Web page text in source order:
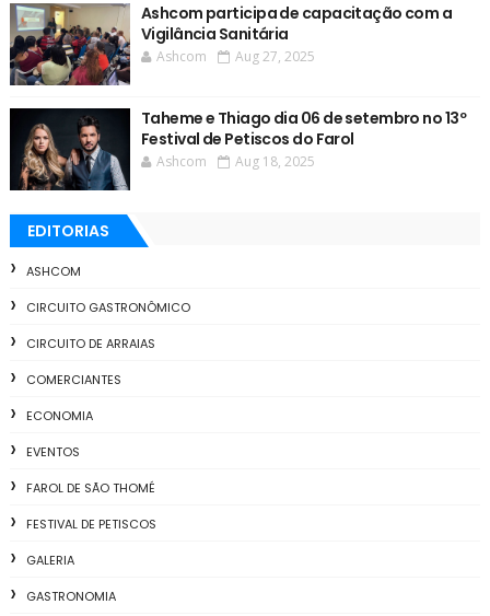
Ashcom participa de capacitação com a
Vigilância Sanitária
Ashcom Aug 27, 2025
Taheme e Thiago dia 06 de setembro no 13º
Festival de Petiscos do Farol
Ashcom Aug 18, 2025
EDITORIAS
ASHCOM
CIRCUITO GASTRONÔMICO
CIRCUITO DE ARRAIAS
COMERCIANTES
ECONOMIA
EVENTOS
FAROL DE SÃO THOMÉ
FESTIVAL DE PETISCOS
GALERIA
GASTRONOMIA